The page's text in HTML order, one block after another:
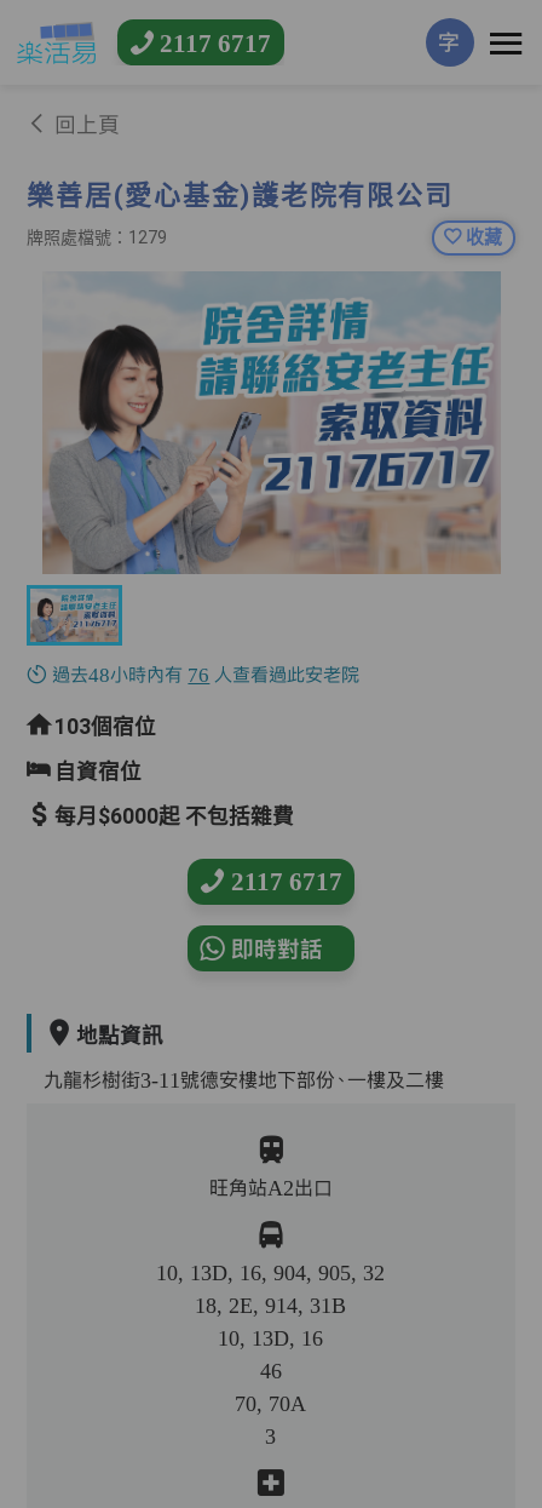
2117 6717 字
回上頁
樂善居(愛心基金)護老院有限公司
牌照處檔號：1279 收藏
過去48小時內有 76 人查看過此安老院
103個宿位
自資宿位
每月$6000起 不包括雜費
2117 6717
即時對話
地點資訊
九龍杉樹街3-11號德安樓地下部份、一樓及二樓
旺角站A2出口
10, 13D, 16, 904, 905, 32
18, 2E, 914, 31B
10, 13D, 16
46
70, 70A
3